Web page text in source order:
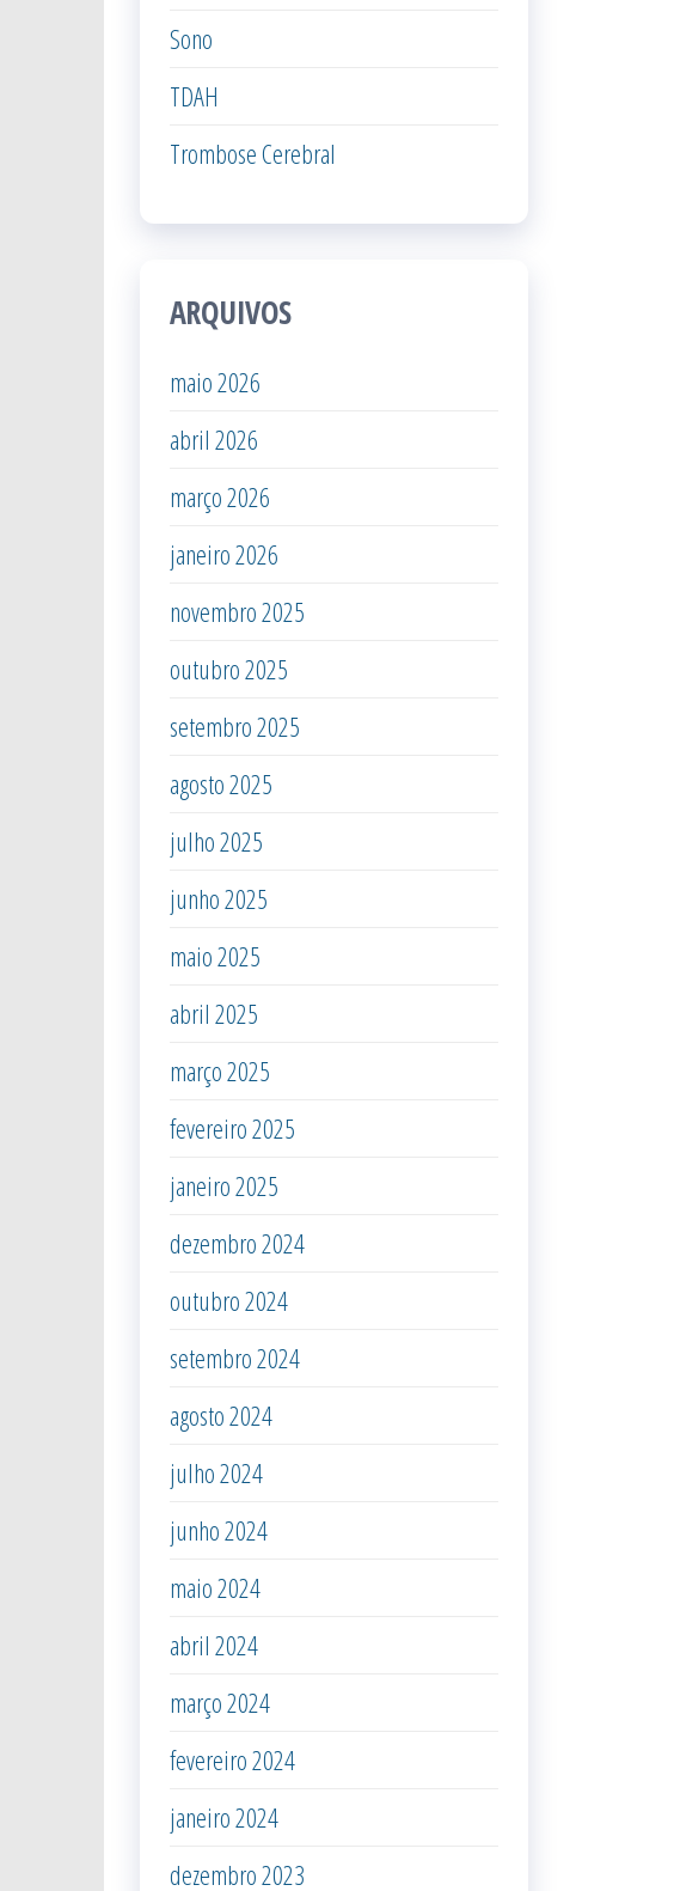
Sono
TDAH
Trombose Cerebral
ARQUIVOS
maio 2026
abril 2026
março 2026
janeiro 2026
novembro 2025
outubro 2025
setembro 2025
agosto 2025
julho 2025
junho 2025
maio 2025
abril 2025
março 2025
fevereiro 2025
janeiro 2025
dezembro 2024
outubro 2024
setembro 2024
agosto 2024
julho 2024
junho 2024
maio 2024
abril 2024
março 2024
fevereiro 2024
janeiro 2024
dezembro 2023